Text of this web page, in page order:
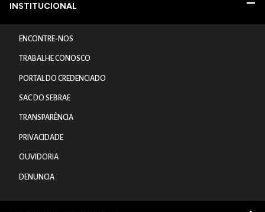
INSTITUCIONAL
ENCONTRE-NOS
TRABALHE CONOSCO
PORTAL DO CREDENCIADO
SAC DO SEBRAE
TRANSPARÊNCIA
PRIVACIDADE
OUVIDORIA
DENUNCIA